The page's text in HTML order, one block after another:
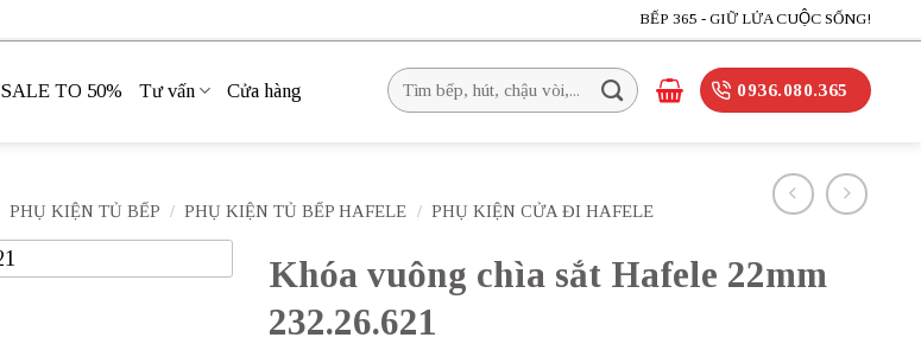
BẾP 365 - GIỮ LỬA CUỘC SỐNG!
SALE TO 50% Tư vấn Cửa hàng
Tìm
kiếm:
0936.080.365
PHỤ KIỆN TỦ BẾP / PHỤ KIỆN TỦ BẾP HAFELE / PHỤ KIỆN CỬA ĐI HAFELE
Khóa vuông chìa sắt Hafele 22mm
232.26.621